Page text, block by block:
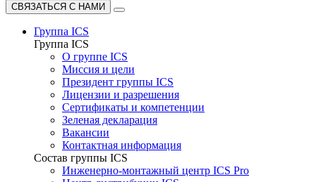
СВЯЗАТЬСЯ С НАМИ
Группа ICS
Группа ICS
О группе ICS
Миссия и цели
Президент группы ICS
Лицензии и разрешения
Сертификаты и компетенции
Зеленая декларация
Вакансии
Контактная информация
Состав группы ICS
Инженерно-монтажный центр ICS Pro